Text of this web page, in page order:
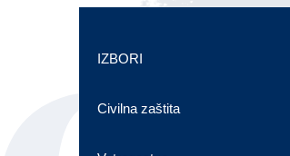
IZBORI
Civilna zaštita